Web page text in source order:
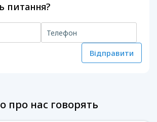
питання?
Відправити
про нас говорять